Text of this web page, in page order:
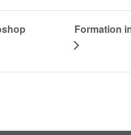
Formation